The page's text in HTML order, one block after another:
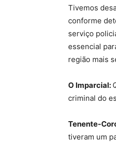
Tivemos
conforme
serviço
essencial
região mais
O Imparcial:
criminal do
Tenente-
tiveram um